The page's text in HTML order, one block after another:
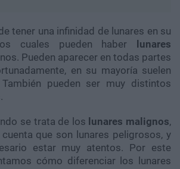
tener una infinidad de lunares en su
cuales pueden haber lunares
Pueden aparecer en todas partes
en su mayoría suelen
pueden ser muy distintos
se trata de los lunares malignos,
que son lunares peligrosos, y
estar muy atentos. Por este
cómo diferenciar los lunares